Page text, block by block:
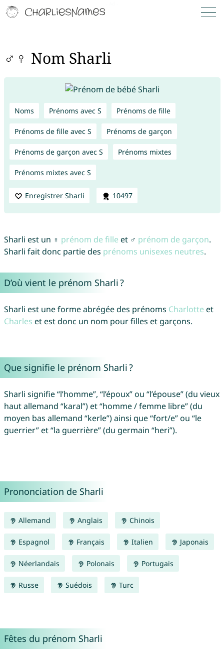
♂♀ Nom Sharli
Noms Prénoms avec S Prénoms de fille
Prénoms de fille avec S Prénoms de garçon
Prénoms de garçon avec S Prénoms mixtes
Prénoms mixtes avec S
Enregistrer Sharli 10497
Sharli est un ♀ prénom de fille et ♂ prénom de garçon.
Sharli fait donc partie des prénoms unisexes neutres.
D’où vient le prénom Sharli ?
Sharli est une forme abrégée des prénoms Charlotte et
Charles et est donc un nom pour filles et garçons.
Que signifie le prénom Sharli ?
Sharli signifie “l’homme”, “l’époux” ou “l’épouse” (du vieux
haut allemand “karal”) et “homme / femme libre” (du
moyen bas allemand “kerle”) ainsi que “fort/e” ou “le
guerrier” et “la guerrière” (du germain “heri”).
Prononciation de Sharli
Allemand Anglais Chinois
Espagnol Français Italien Japonais
Néerlandais Polonais Portugais
Russe Suédois Turc
Fêtes du prénom Sharli